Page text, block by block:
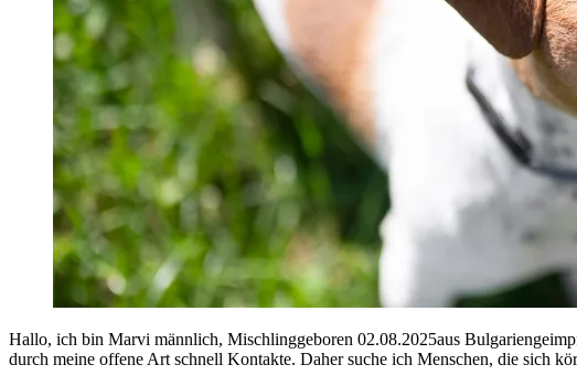
Hallo, ich bin Marvi männlich, Mischlinggeboren 02.08.2025aus
durch meine offene Art schnell Kontakte. Daher suche ich Menschen, die sich